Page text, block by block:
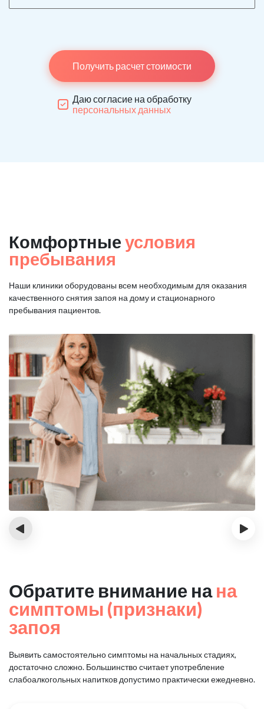
Получить расчет стоимости
Даю согласие на обработку
персональных данных
Комфортные условия
пребывания
Наши клиники оборудованы всем необходимым для оказания
качественного снятия запоя на дому и стационарного
пребывания пациентов.
‹ ›
Обратите внимание нана
симптомы (признаки)
запоя
Выявить самостоятельно симптомы на начальных стадиях,
достаточно сложно. Большинство считает употребление
слабоалкогольных напитков допустимо практически ежедневно.